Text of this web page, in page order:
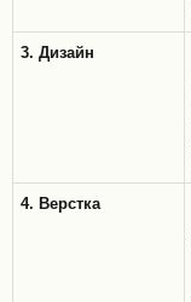
3. Дизайн
4. Верстка